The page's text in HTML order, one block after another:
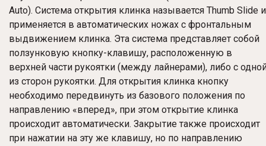
Auto). Система открытия клинка называется Thumb Slide и
применяется в автоматических ножах с фронтальным
выдвижением клинка. Эта система представляет собой
ползунковую кнопку-клавишу, расположенную в
верхней части рукоятки (между лайнерами), либо с
из сторон рукоятки. Для открытия клинка кнопку
необходимо передвинуть из базового положения по
направлению «вперед», при этом открытие клинка
происходит автоматически. Закрытие также происходит
при нажатии на эту же клавишу, но по направлению